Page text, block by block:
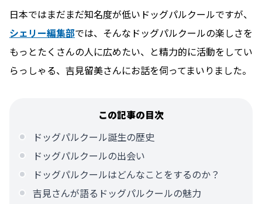
日本ではまだまだ知名度が低いドッグパルクールですが、
シェリー編集部では、そんなドッグパルクールの楽しさを
もっとたくさんの人に広めたい、と精力的に活動をしてい
らっしゃる、吉見留美さんにお話を伺ってまいりました。
この記事の目次
ドッグパルクール誕生の歴史
ドッグパルクールの出会い
ドッグパルクールはどんなことをするのか？
吉見さんが語るドッグパルクールの魅力